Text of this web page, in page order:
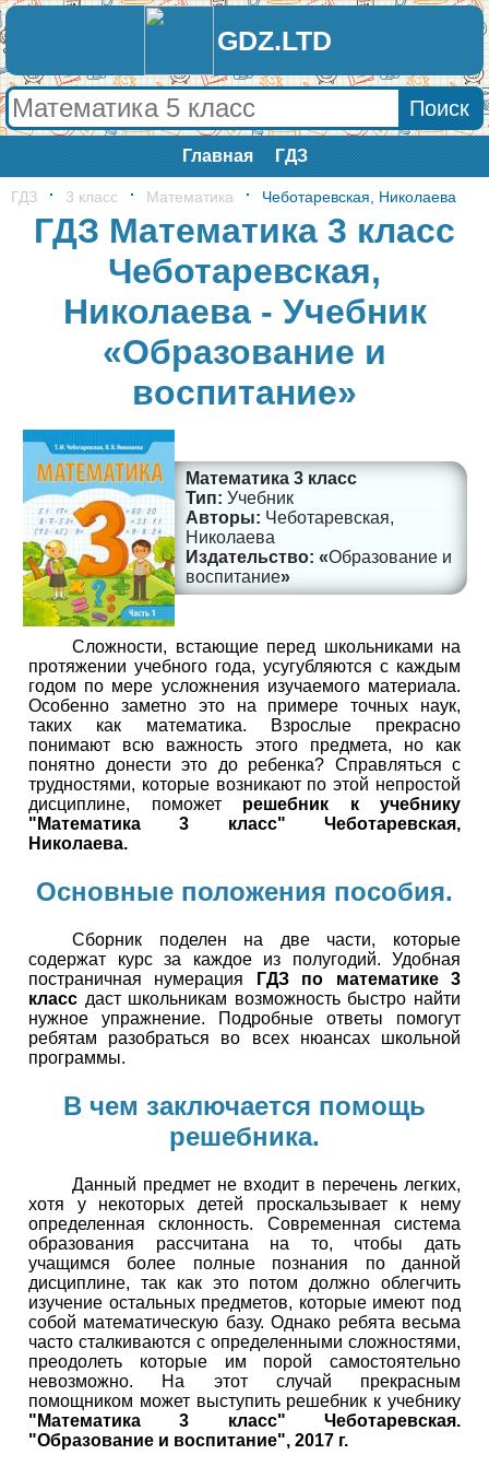
GDZ.LTD
Главная ГДЗ
ГДЗ 3 класс Математика Чеботаревская, Николаева
ГДЗ Математика 3 класс
Чеботаревская,
Николаева - Учебник
«Образование и
воспитание»
Математика 3 класс
Учебник
Чеботаревская,
Николаева
Образование и
воспитание
Сложности, встающие перед школьниками на
протяжении учебного года, усугубляются с каждым
годом по мере усложнения изучаемого материала.
Особенно заметно это на примере точных наук,
таких как математика. Взрослые прекрасно
понимают всю важность этого предмета, но как
понятно донести это до ребенка? Справляться с
трудностями, которые возникают по этой непростой
дисциплине, поможет решебник к учебнику
"Математика 3 класс" Чеботаревская,
Николаева.
Основные положения пособия.
Сборник поделен на две части, которые
содержат курс за каждое из полугодий. Удобная
постраничная нумерация
ГДЗ по математике 3
класс даст школьникам возможность быстро найти
нужное упражнение. Подробные ответы помогут
ребятам разобраться во всех нюансах школьной
программы.
В чем заключается помощь
решебника.
Данный предмет не входит в перечень легких,
хотя у некоторых детей проскальзывает к нему
определенная склонность. Современная система
образования рассчитана на то, чтобы дать
учащимся более полные познания по данной
дисциплине, так как это потом должно облегчить
изучение остальных предметов, которые имеют под
собой математическую базу. Однако ребята весьма
часто сталкиваются с определенными сложностями,
преодолеть которые им порой самостоятельно
невозможно. На этот случай прекрасным
помощником может выступить решебник к учебнику
"Математика 3 класс" Чеботаревская.
"Образование и воспитание", 2017 г.